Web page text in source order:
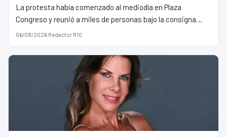
La protesta había comenzado al mediodía en Plaza
Congreso y reunió a miles de personas bajo la consigna…
06/08/2026·Redactor R10